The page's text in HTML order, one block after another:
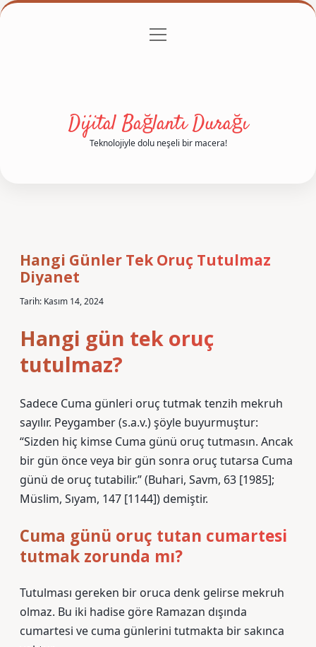
Gizlilik Politikası
menüyü
Dijital Bağlantı Durağı
Teknolojiyle dolu neşeli bir macera!
Hangi Günler Tek Oruç Tutulmaz
Diyanet
Tarih: Kasım 14, 2024
Hangi gün tek oruç
tutulmaz?
Sadece Cuma günleri oruç tutmak tenzih mekruh
sayılır. Peygamber (s.a.v.) şöyle buyurmuştur:
“Sizden hiç kimse Cuma günü oruç tutmasın. Ancak
bir gün önce veya bir gün sonra oruç tutarsa ​​Cuma
günü de oruç tutabilir.” (Buhari, Savm, 63 [1985];
Müslim, Sıyam, 147 [1144]) demiştir.
Cuma günü oruç tutan cumartesi
tutmak zorunda mı?
Tutulması gereken bir oruca denk gelirse mekruh
olmaz. Bu iki hadise göre Ramazan dışında
cumartesi ve cuma günlerini tutmakta bir sakınca